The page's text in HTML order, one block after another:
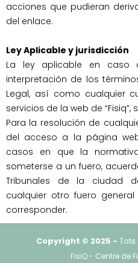
acciones que pudieran
del enlace.
Ley Aplicable y jurisdicción
La ley aplicable en caso
interpretación de los
Legal, así como cualquier
servicios de la web de
Para la resolución de
del acceso a la página
casos en que la
someterse a un fuero,
Tribunales de la ciudad
cualquier otro fuero
Copyright © 2025 -
FisiQ - Centre de